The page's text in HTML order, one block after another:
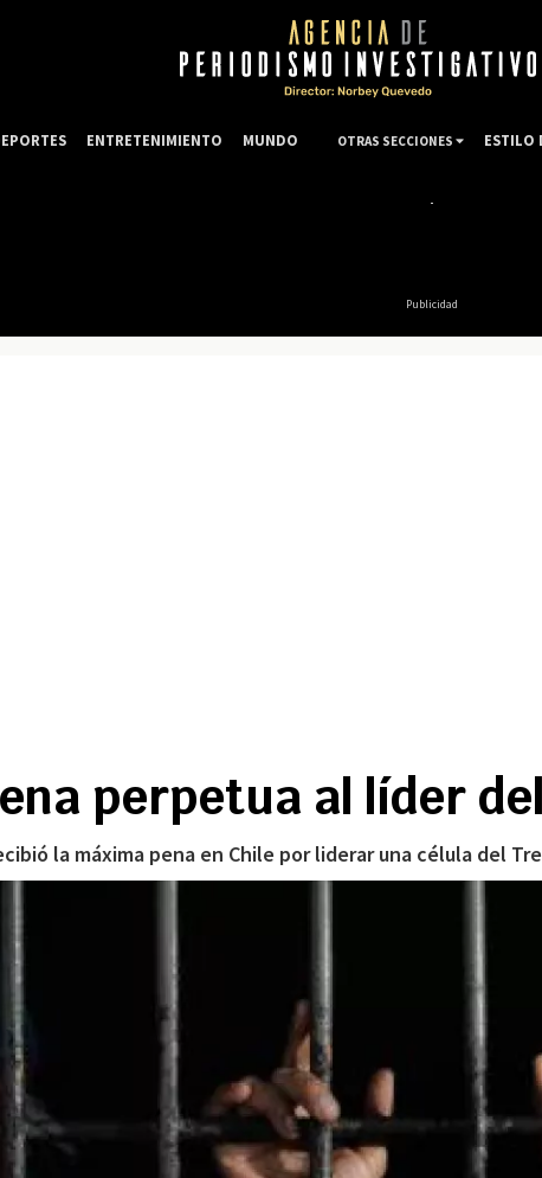
Publicidad
perpetua al líder
la máxima pena en Chile por liderar una célula del
ENTRETENIMIENTO MUNDO OTRAS SECCIONES ESTILO